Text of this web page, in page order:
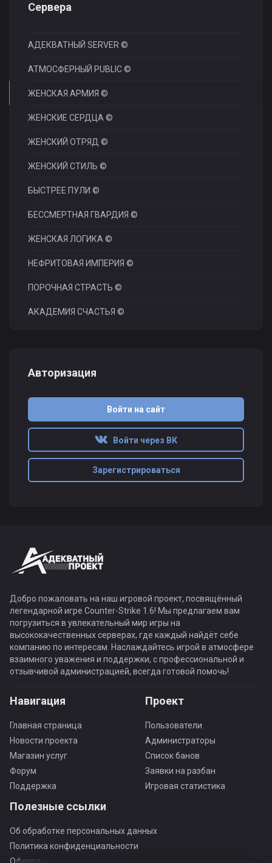
Сервера
АДЕКВАТНЫЙ SERVER ©
АТМОСФЕРНЫЙ PUBLIC ©
ЖЕНСКАЯ АРМИЯ ©
ЖЕНСКИЕ СЕРДЦА ©
ЖЕНСКИЙ ОТРЯД ©
ЖЕНСКИЙ СТИЛЬ ©
БЫСТРЕЕ ПУЛИ ©
БЕССМЕРТНАЯ ГВАРДИЯ ©
ЖЕНСКАЯ ЛОГИКА ©
НЕФРИТОВАЯ ИМПЕРИЯ ©
ПОРОЧНАЯ СТРАСТЬ ©
АКАДЕМИЯ СЧАСТЬЯ ©
Авторизация
Войти на сайт
Войти через ВК
Зарегистрироваться
Добро пожаловать на наш игровой проект, посвящённый
легендарной игре Counter-Strike 1.6! Мы предлагаем вам
погрузиться в увлекательный мир игры на
высококачественных серверах, где каждый найдёт себе
компанию по интересам. Наслаждайтесь игрой в атмосфере
взаимного уважения и поддержки, с профессиональной и
отзывчивой администрацией, всегда готовой помочь!
Навигация
Главная страница
Новости проекта
Магазин услуг
Форум
Поддержка
Проект
Пользователи
Администраторы
Список банов
Заявки на разбан
Игровая статистика
Полезные ссылки
Об обработке персональных данных
Политика конфиденциальности